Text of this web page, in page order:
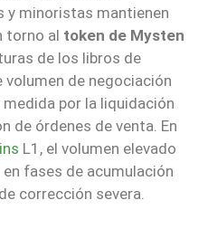
y minoristas mantienen
torno al token de Mysten
de los libros de
de negociación
por la liquidación
de órdenes de venta. En
L1, el volumen elevado
fases de acumulación
corrección severa.